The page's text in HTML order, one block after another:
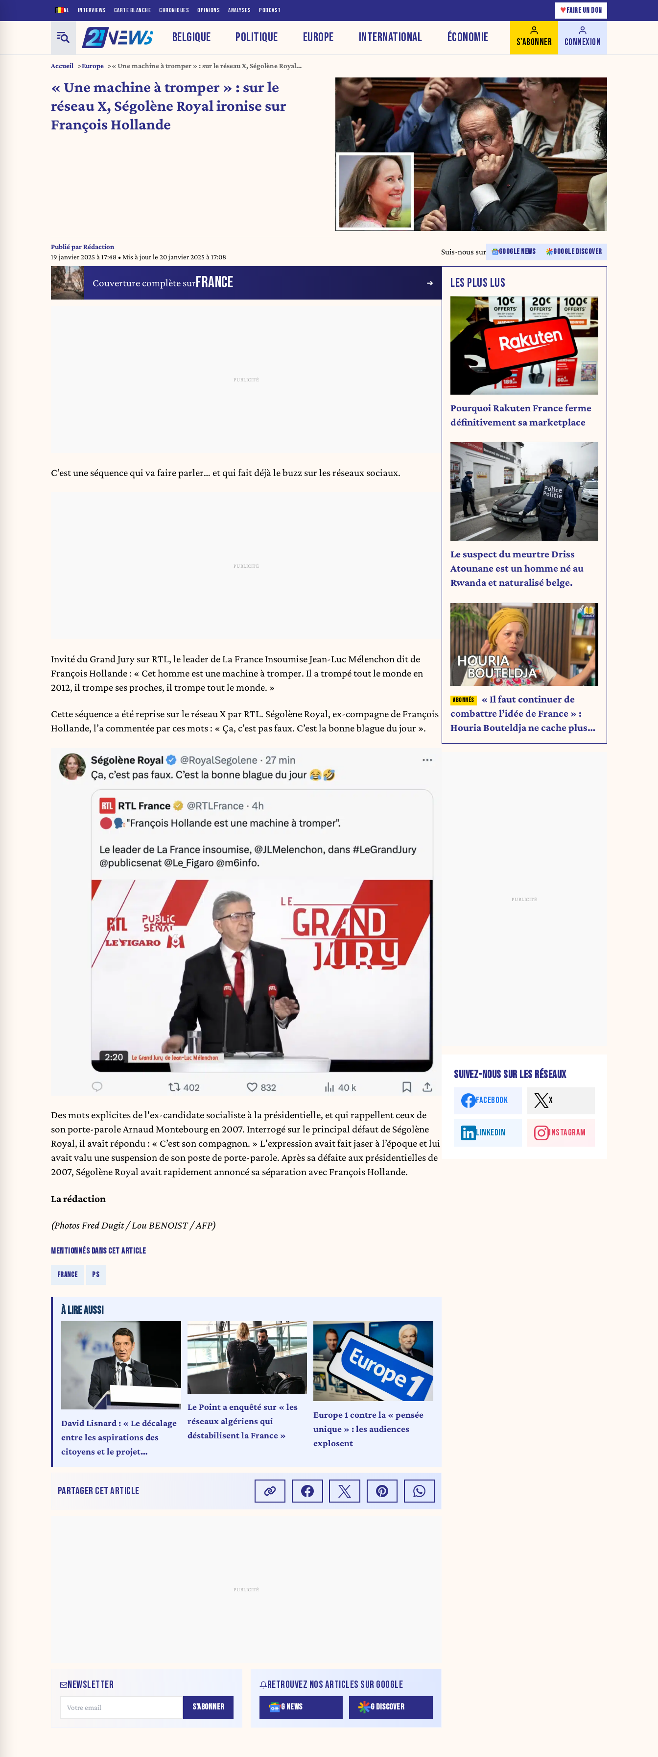
NL INTERVIEWS CARTE BLANCHE CHRONIQUES OPINIONS ANALYSES PODCAST ♥ FAIRE UN DON
BELGIQUE POLITIQUE EUROPE INTERNATIONAL ÉCONOMIE S'ABONNER CONNEXION
Accueil Europe
« Une machine à tromper » : sur le réseau X, Ségolène Royal
« Une machine à tromper » : sur le
réseau X, Ségolène Royal ironise sur
François Hollande
Publié parRédaction
19 janvier 2025 à 17:48 • Mis à jour le 20 janvier 2025 à 17:08
Suis-nous sur GOOGLE NEWS GOOGLE DISCOVER
Couverture complète surFRANCE
C’est une séquence qui va faire parler… et qui fait déjà le buzz sur les réseaux sociaux.
Invité du Grand Jury sur RTL, le leader de La France Insoumise Jean-Luc Mélenchon dit de
François Hollande : « Cet homme est une machine à tromper. Il a trompé tout le monde en
2012, il trompe ses proches, il trompe tout le monde. »
Cette séquence a été reprise sur le réseau X par RTL. Ségolène Royal, ex-compagne de François
Hollande, l’a commentée par ces mots : « Ça, c’est pas faux. C’est la bonne blague du jour ».
Des mots explicites de l'ex-candidate socialiste à la présidentielle, et qui rappellent ceux de
son porte-parole Arnaud Montebourg en 2007. Interrogé sur le principal défaut de Ségolène
Royal, il avait répondu : « C’est son compagnon. » L'expression avait fait jaser à l’époque et lui
avait valu une suspension de son poste de porte-parole. Après sa défaite aux présidentielles de
2007, Ségolène Royal avait rapidement annoncé sa séparation avec François Hollande.
La rédaction
(Photos Fred Dugit / Lou BENOIST / AFP)
MENTIONNÉS DANS CET ARTICLE
FRANCE PS
À LIRE AUSSI
David Lisnard : « Le décalage
entre les aspirations des
citoyens et le projet
Le Point a enquêté sur « les
réseaux algériens qui
déstabilisent la France »
Europe 1 contre la « pensée
unique » : les audiences
explosent
PARTAGER CET ARTICLE
NEWSLETTER
S'ABONNER
RETROUVEZ NOS ARTICLES SUR GOOGLE
G NEWS G DISCOVER
LES PLUS LUS
Pourquoi Rakuten France ferme
définitivement sa marketplace
Le suspect du meurtre Driss
Atounane est un homme né au
Rwanda et naturalisé belge.
« Il faut continuer de
combattre l’idée de France » :
Houria Bouteldja ne cache plus
rien de son projet
SUIVEZ-NOUS SUR LES RÉSEAUX
FACEBOOK X
LINKEDIN INSTAGRAM